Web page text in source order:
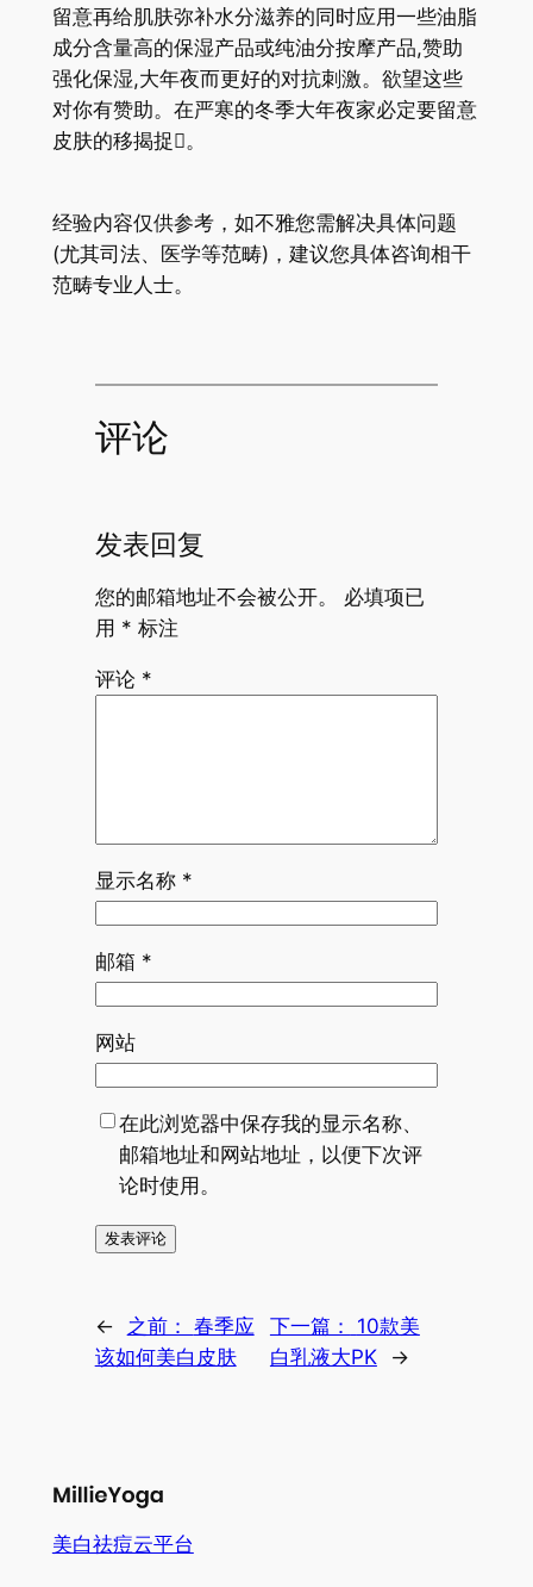
留意再给肌肤弥补水分滋养的同时应用一些油脂
成分含量高的保湿产品或纯油分按摩产品,赞助
强化保湿,大年夜而更好的对抗刺激。欲望这些
对你有赞助。在严寒的冬季大年夜家必定要留意
皮肤的移揭捉。
经验内容仅供参考，如不雅您需解决具体问题
(尤其司法、医学等范畴)，建议您具体咨询相干
范畴专业人士。
评论
发表回复
您的邮箱地址不会被公开。
必填项已
用 * 标注
评论 *
显示名称 *
邮箱 *
网站
在此浏览器中保存我的显示名称、
邮箱地址和网站地址，以便下次评
论时使用。
← 之前： 春季应
该如何美白皮肤
下一篇：
10款美
白乳液大PK
→
美白祛痘云平台